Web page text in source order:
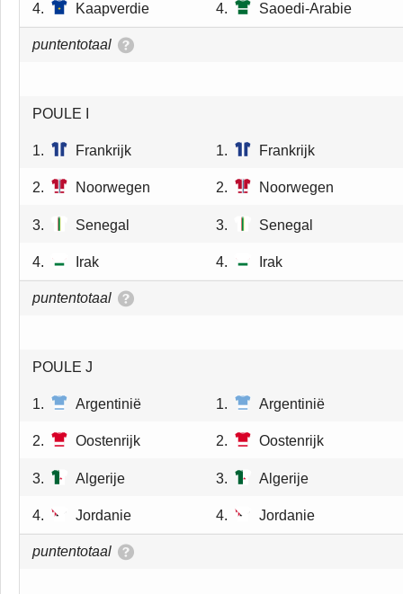
4. Kaapverdie 4. Saoedi-Arabie
puntentotaal
POULE I
1. Frankrijk 1. Frankrijk
2. Noorwegen 2. Noorwegen
3. Senegal 3. Senegal
4. Irak 4. Irak
puntentotaal
POULE J
1. Argentinië 1. Argentinië
2. Oostenrijk 2. Oostenrijk
3. Algerije 3. Algerije
4. Jordanie 4. Jordanie
puntentotaal